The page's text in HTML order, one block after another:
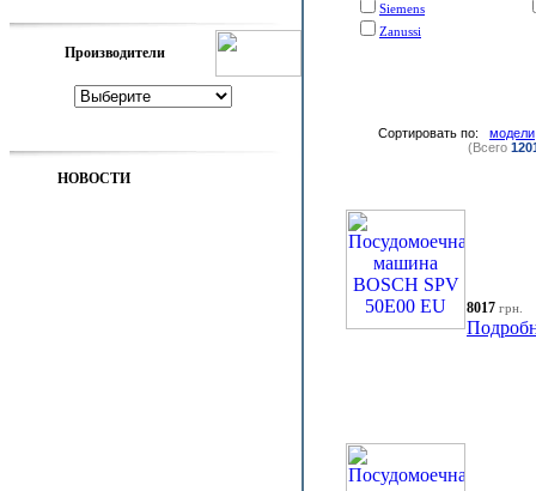
Производители
НОВОСТИ
Siemens
Zanussi
Сортировать по: модели
(Всего
8017 грн.